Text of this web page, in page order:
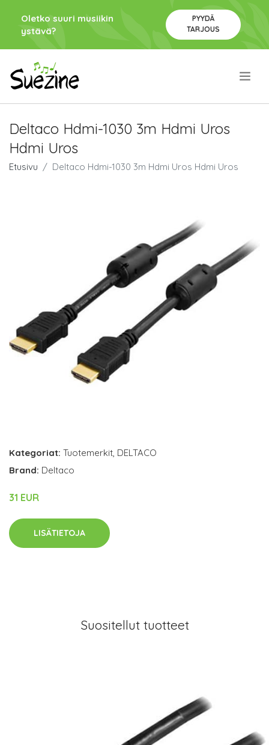
Oletko suuri musiikin
ystävä?
PYYDÄ
TARJOUS
Deltaco Hdmi-1030 3m Hdmi Uros
Hdmi Uros
Etusivu Deltaco Hdmi-1030 3m Hdmi Uros Hdmi Uros
Kategoriat: Tuotemerkit, DELTACO
Brand: Deltaco
31 EUR
LISÄTIETOJA
Suositellut tuotteet